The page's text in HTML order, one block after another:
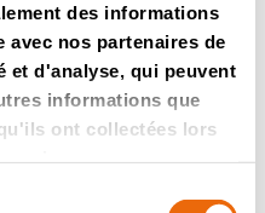
des informations
nos partenaires de
et d'analyse, qui peuvent
informations que
ont collectées lors
TANA sont dotés d’un
qui utilise le poids de la
de pleine
Le compactage permet
et ferme.
sur quatre-